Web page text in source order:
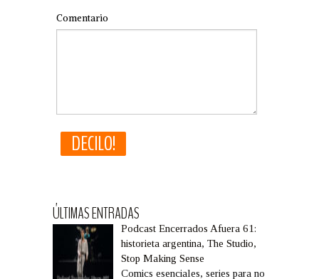
Comentario
ÚLTIMAS ENTRADAS
Podcast Encerrados Afuera 61:
historieta argentina, The Studio,
Stop Making Sense
Comics esenciales, series para no